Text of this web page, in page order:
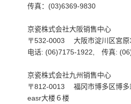
传真：(03)6369-9830
京瓷株式会社大阪销售中心
〒532-0003 大阪市淀川区宮
电话: (06)7175-1922, 传真:
京瓷株式会社九州销售中心
〒812-0013 福冈市博多区博
easr大楼６楼